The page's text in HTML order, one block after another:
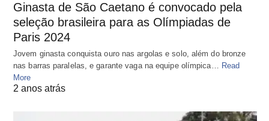
Ginasta de São Caetano é convocado pela
seleção brasileira para as Olímpiadas de
Paris 2024
Jovem ginasta conquista ouro nas argolas e solo, além do bronze
nas barras paralelas, e garante vaga na equipe olímpica… Read
More
2 anos atrás